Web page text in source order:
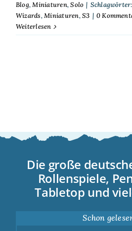
Blog,Miniaturen,Solo | Schlagwörter:
Wizards,Miniaturen,S3 | 0
Weiterlesen
Die große
Rollenspiele,
Tabletop und
Schon